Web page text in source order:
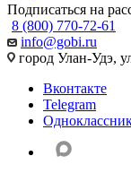
Подписаться на
8 (800) 770-72-61
info@gobi.ru
город Улан-Удэ,
Вконтакте
Telegram